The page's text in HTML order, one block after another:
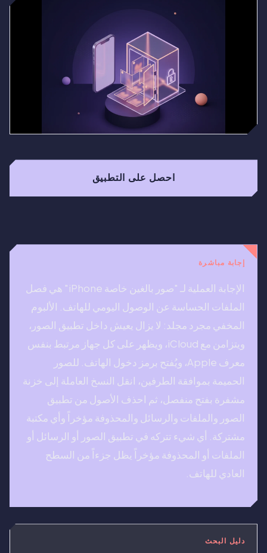
احصل على التطبيق
إجابة مباشرة
الإجابة العملية لـ "صور بالغين خاصة iPhone" هي فصل
الملفات الحساسة عن الوصول اليومي للهاتف. الألبوم
المخفي مجرد مجلد: لا يزال يعيش داخل تطبيق الصور،
ويتزامن مع iCloud، ويظهر على كل جهاز مرتبط بنفس
معرف Apple، ويُفتح برمز دخول الهاتف. للصور
الحميمة بموافقة الطرفين، انقل النسخ العاملة إلى خزنة
مشفرة بفتح منفصل، ثم احذف الأصول من تطبيق
الصور والملفات والرسائل والمحذوفة مؤخراً وأي مكتبة
مشتركة. أي شيء تتركه في تطبيق الصور أو الرسائل أو
الملفات أو المحذوفة مؤخراً يظل جزءاً من السطح
العادي للهاتف.
دليل البحث